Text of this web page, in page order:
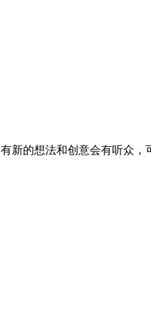
的想法和创意会有听众